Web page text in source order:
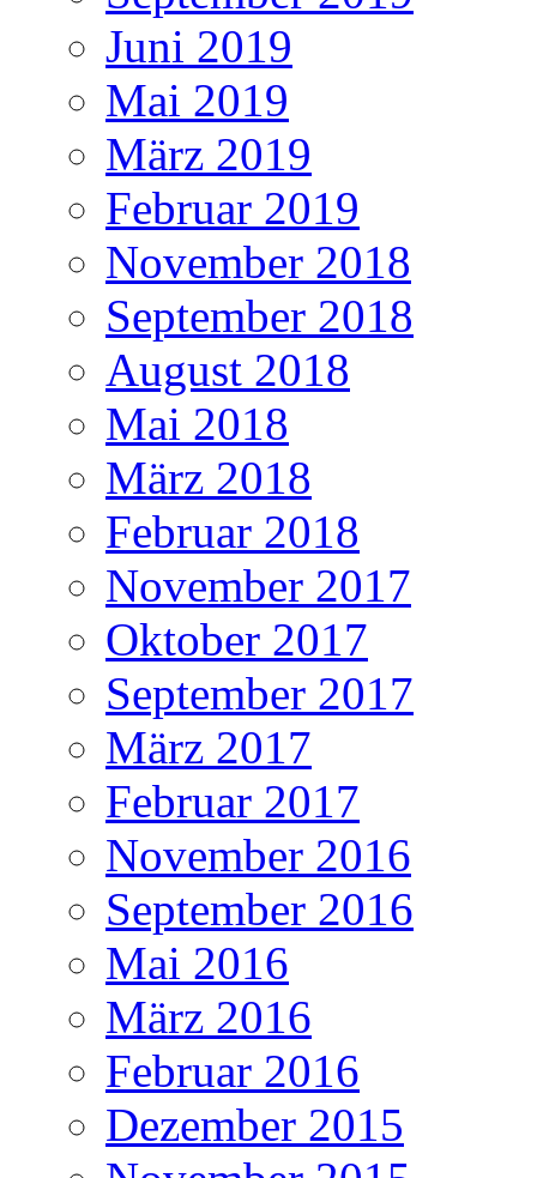
Juni 2019
Mai 2019
März 2019
Februar 2019
November 2018
September 2018
August 2018
Mai 2018
März 2018
Februar 2018
November 2017
Oktober 2017
September 2017
März 2017
Februar 2017
November 2016
September 2016
Mai 2016
März 2016
Februar 2016
Dezember 2015